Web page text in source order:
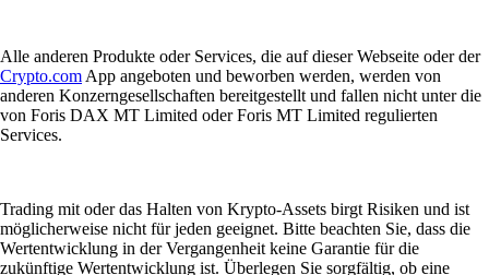
Alle anderen Produkte oder Services, die auf dieser Webseite oder der
Crypto.com App angeboten und beworben werden, werden von
anderen Konzerngesellschaften bereitgestellt und fallen nicht unter die
von Foris DAX MT Limited oder Foris MT Limited regulierten
Services.
Trading mit oder das Halten von Krypto-Assets birgt Risiken und ist
möglicherweise nicht für jeden geeignet. Bitte beachten Sie, dass die
Wertentwicklung in der Vergangenheit keine Garantie für die
zukünftige Wertentwicklung ist. Überlegen Sie sorgfältig, ob eine